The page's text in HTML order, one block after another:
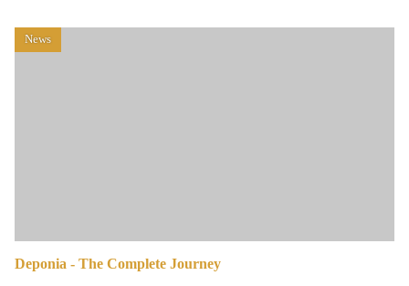
News
Deponia - The Complete Journey